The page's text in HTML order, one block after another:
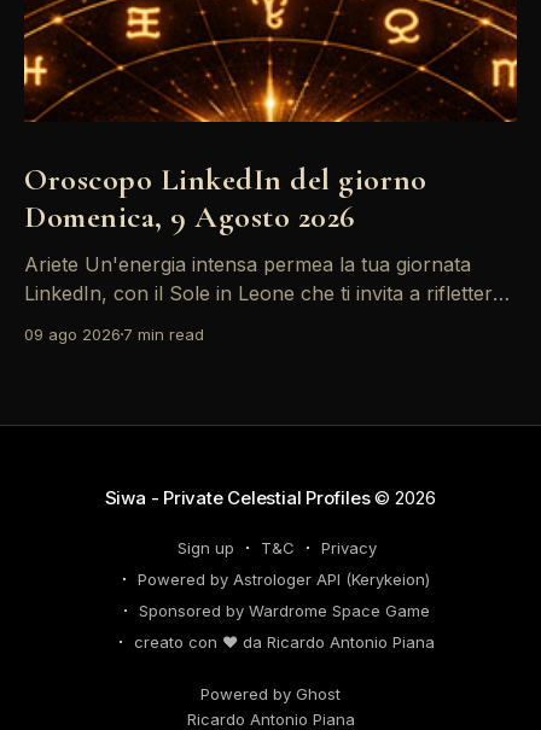
Oroscopo LinkedIn del giorno
Domenica, 9 Agosto 2026
Ariete Un'energia intensa permea la tua giornata
LinkedIn, con il Sole in Leone che ti invita a riflettere
dalla Luna in Gemelli, possono generare interazioni
09 ago 2026 7 min read
Siwa - Private Celestial Profiles© 2026
Sign up T&C
Privacy
Powered by Astrologer API (Kerykeion)
Sponsored by Wardrome Space Game
creato con ❤️ da Ricardo Antonio Piana
Powered by Ghost
Ricardo Antonio Piana